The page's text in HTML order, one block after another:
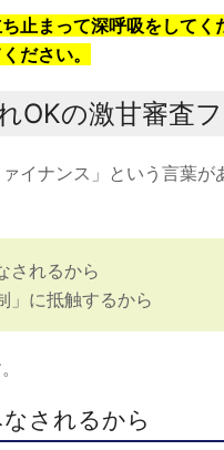
止まって深呼吸をして
ださい。
OKの激甘審査
イナンス」という言葉
されるから
」に抵触するから
されるから